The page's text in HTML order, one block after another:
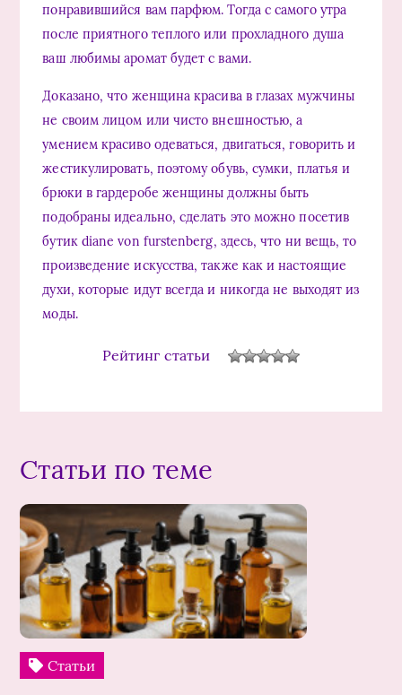
понравившийся вам парфюм. Тогда с самого утра
после приятного теплого или прохладного душа
ваш любимы аромат будет с вами.
Доказано, что женщина красива в глазах мужчины
не своим лицом или чисто внешностью, а
умением красиво одеваться, двигаться, говорить и
жестикулировать, поэтому обувь, сумки, платья и
брюки в гардеробе женщины должны быть
подобраны идеально, сделать это можно посетив
бутик diane von furstenberg, здесь, что ни вещь, то
произведение искусства, также как и настоящие
духи, которые идут всегда и никогда не выходят из
моды.
Рейтинг статьи
Статьи по теме
Статьи